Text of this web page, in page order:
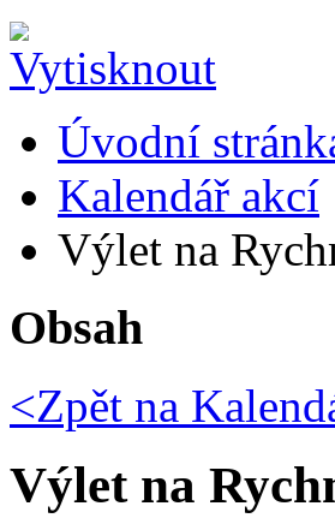
Úvodní
Kalendář akcí
Výlet na
Obsah
<Zpět na
Výlet na